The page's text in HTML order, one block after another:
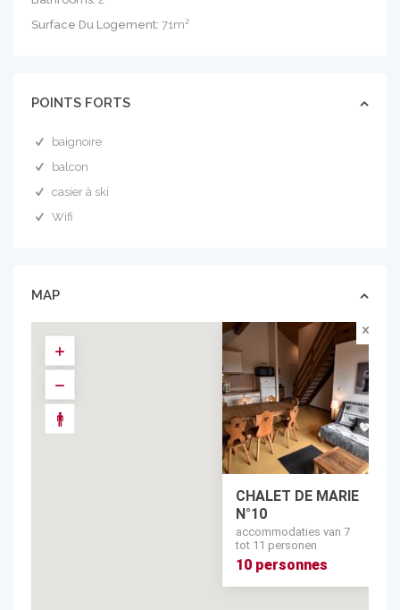
Surface Du Logement: 71m²
POINTS FORTS
baignoire
balcon
casier à ski
Wifi
MAP
CHALET DE MARIE
N°10
accommodaties van 7
tot 11 personen
10 personnes